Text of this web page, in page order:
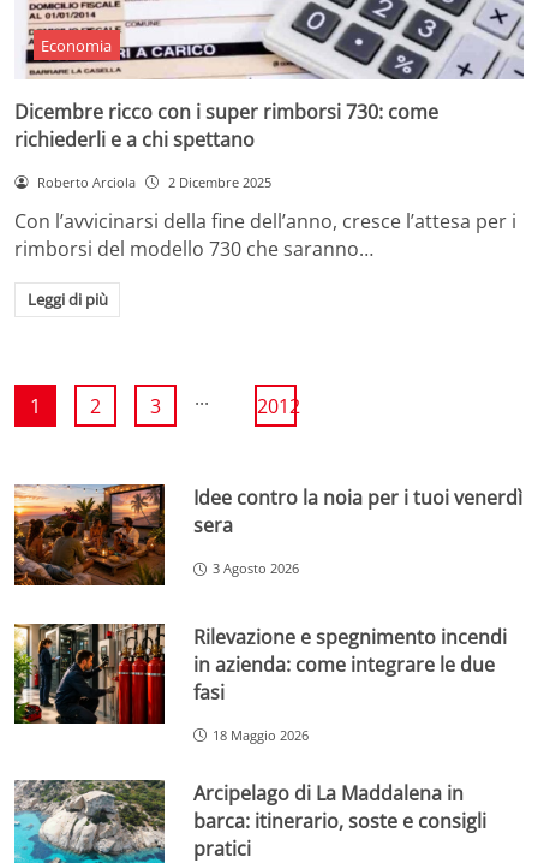
Economia
Dicembre ricco con i super rimborsi 730: come
richiederli e a chi spettano
Roberto Arciola 2 Dicembre 2025
Con l’avvicinarsi della fine dell’anno, cresce l’attesa per i
rimborsi del modello 730 che saranno…
Leggi di più
1 2 3 ... 2012
Idee contro la noia per i tuoi venerdì
sera
3 Agosto 2026
Rilevazione e spegnimento incendi
in azienda: come integrare le due
fasi
18 Maggio 2026
Arcipelago di La Maddalena in
barca: itinerario, soste e consigli
pratici